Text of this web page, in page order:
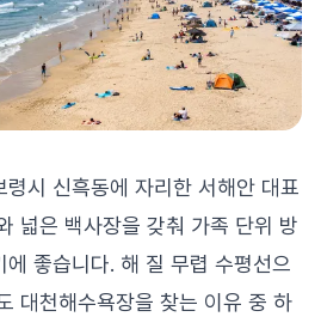
시 신흑동에 자리한 서해안 대표
넓은 백사장을 갖춰 가족 단위 방
좋습니다. 해 질 무렵 수평선으
대천해수욕장을 찾는 이유 중 하